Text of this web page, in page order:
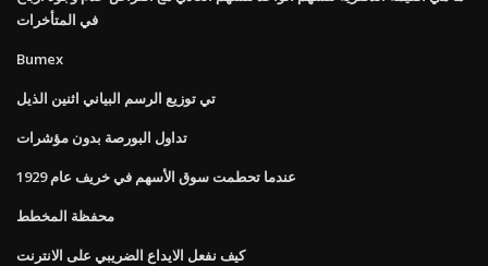
في المتأخرات
Bumex
تي توزيع الرسم البياني اثنين الذيل
تداول البورصة بدون مؤشرات
عندما تحطمت سوق الأسهم في خريف عام 1929
محفظة المخطط
كيف نفعل الايداع الضريبي على الانترنت